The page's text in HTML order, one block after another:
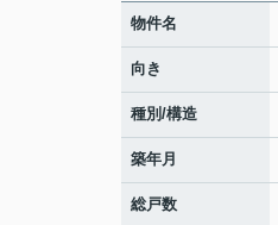
物件名
向き
種別/構造
築年月
総戸数